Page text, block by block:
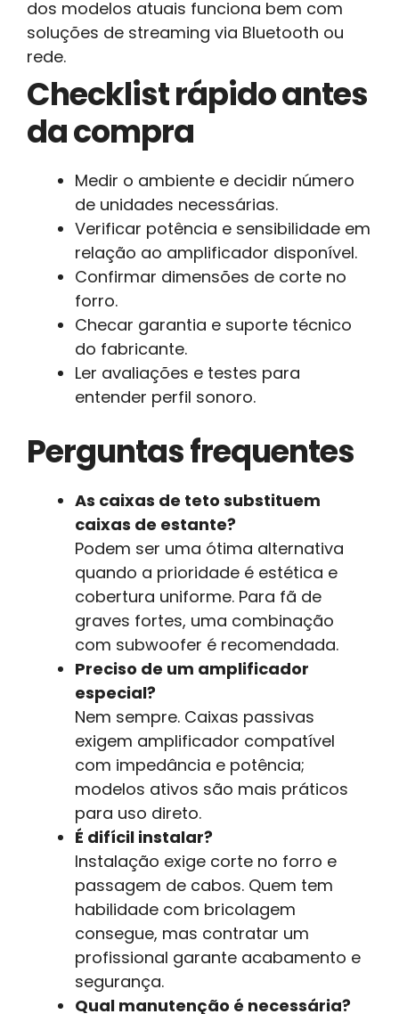
dos modelos atuais funciona bem com
soluções de streaming via Bluetooth ou
rede.
Checklist rápido antes
da compra
Medir o ambiente e decidir número
de unidades necessárias.
Verificar potência e sensibilidade em
relação ao amplificador disponível.
Confirmar dimensões de corte no
forro.
Checar garantia e suporte técnico
do fabricante.
Ler avaliações e testes para
entender perfil sonoro.
Perguntas frequentes
As caixas de teto substituem
caixas de estante?
Podem ser uma ótima alternativa
quando a prioridade é estética e
cobertura uniforme. Para fã de
graves fortes, uma combinação
com subwoofer é recomendada.
Preciso de um amplificador
especial?
Nem sempre. Caixas passivas
exigem amplificador compatível
com impedância e potência;
modelos ativos são mais práticos
para uso direto.
É difícil instalar?
Instalação exige corte no forro e
passagem de cabos. Quem tem
habilidade com bricolagem
consegue, mas contratar um
profissional garante acabamento e
segurança.
Qual manutenção é necessária?